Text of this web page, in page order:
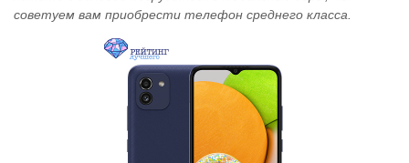
советуем вам приобрести телефон среднего класса.